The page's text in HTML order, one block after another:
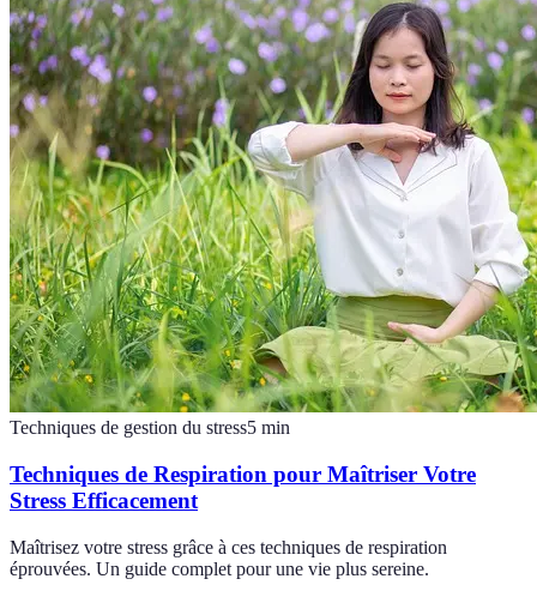
Techniques de gestion du stress5 min
Techniques de Respiration pour Maîtriser Votre
Stress Efficacement
Maîtrisez votre stress grâce à ces techniques de respiration
éprouvées. Un guide complet pour une vie plus sereine.